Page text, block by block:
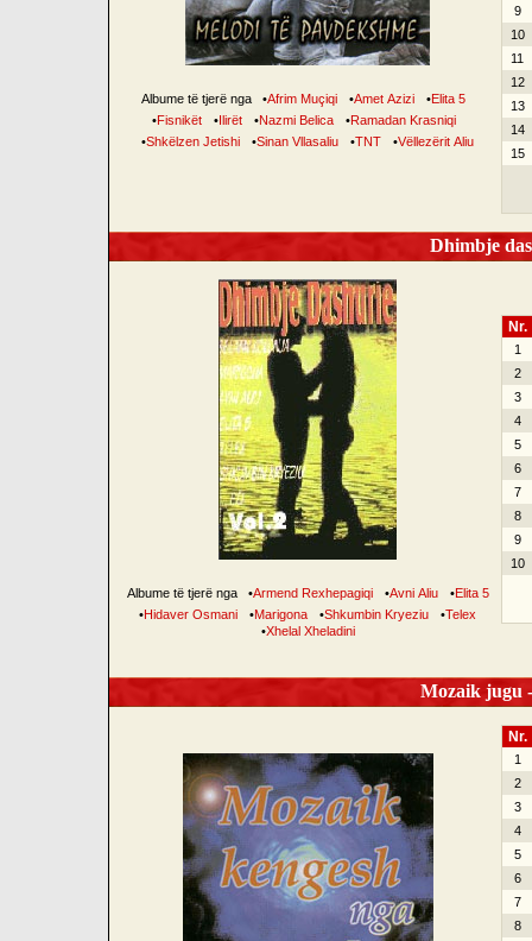
Albume të tjerë nga •Afrim Muçiqi •Amet Azizi •Elita 5
•Fisnikët •Ilirët •Nazmi Belica •Ramadan Krasniqi
•Shkëlzen Jetishi •Sinan Vllasaliu •TNT •Vëllezërit Aliu
9
10
11
12
13
14
15
Dhimbje
Albume të tjerë nga •Armend Rexhepagiqi •Avni Aliu •Elita 5
•Hidaver Osmani •Marigona •Shkumbin Kryeziu •Telex
•Xhelal Xheladini
Nr.
1
2
3
4
5
6
7
8
9
10
Mozaik jugu
Nr.
1
2
3
4
5
6
7
8